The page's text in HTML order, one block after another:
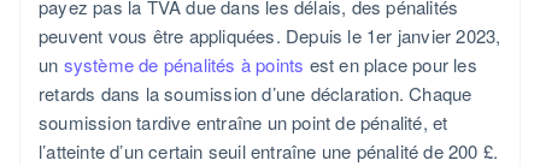
payez pas la TVA due dans les délais, des pénalités
peuvent vous être appliquées. Depuis le 1er janvier 2023,
un système de pénalités à points est en place pour les
retards dans la soumission d’une déclaration. Chaque
soumission tardive entraîne un point de pénalité, et
l’atteinte d’un certain seuil entraîne une pénalité de 200 £.